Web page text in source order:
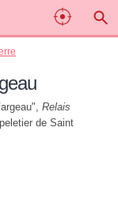
Relais
de Saint